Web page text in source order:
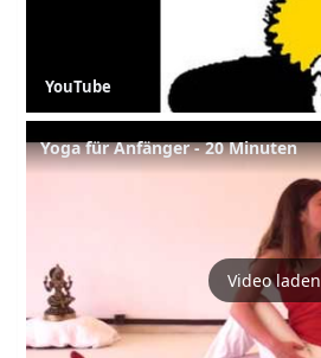
YouTube
Yoga für Anfänger - 20 Minuten
Video laden